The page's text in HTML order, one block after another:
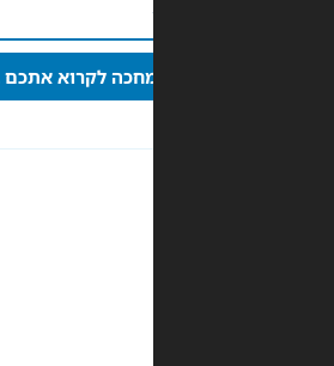
לקרוא אתכם במייל :)